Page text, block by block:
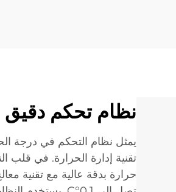
نظام تحكم دقيق
تقنية إدارة الحرارة. في قلب
حرارة بدقة عالية مع تقنية